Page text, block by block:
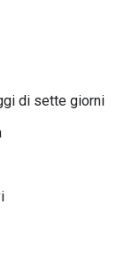
di sette giorni